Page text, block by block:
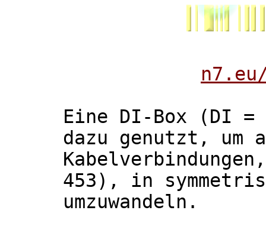
Eine DI-Box (DI
dazu genutzt, um
453), in
umzuwandeln.